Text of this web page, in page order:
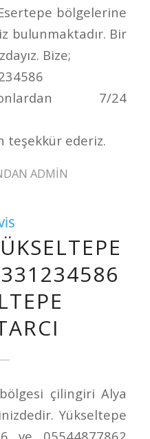
bölgelerine
bulunmaktadır. Bir
Bize;
7/24
teşekkür ederiz.
ADMIN
çilingiri Alya
Yükseltepe